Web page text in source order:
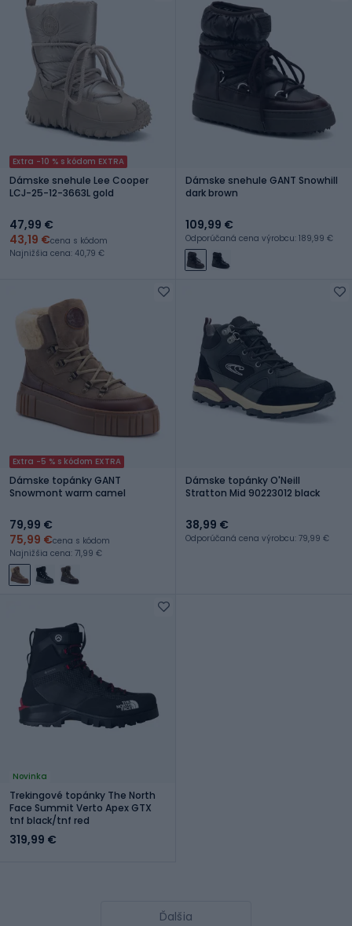
Extra -10 % s kódom EXTRA
Dámske snehule Lee Cooper
LCJ-25-12-3663L gold
47,99 €
43,19 €cena s kódom
Najnižšia cena: 40,79 €
Dámske snehule GANT Snowhill
dark brown
109,99 €
Odporúčaná cena výrobcu: 189,99 €
Extra -5 % s kódom EXTRA
Dámske topánky GANT
Snowmont warm camel
79,99 €
75,99 €cena s kódom
Najnižšia cena: 71,99 €
Dámske topánky O'Neill
Stratton Mid 90223012 black
38,99 €
Odporúčaná cena výrobcu: 79,99 €
Novinka
Trekingové topánky The North
Face Summit Verto Apex GTX
tnf black/tnf red
319,99 €
Ďalšia